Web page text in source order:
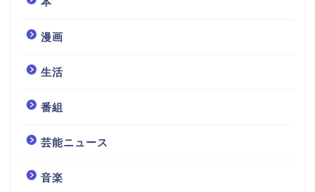
漫画
生活
番組
芸能ニュース
音楽